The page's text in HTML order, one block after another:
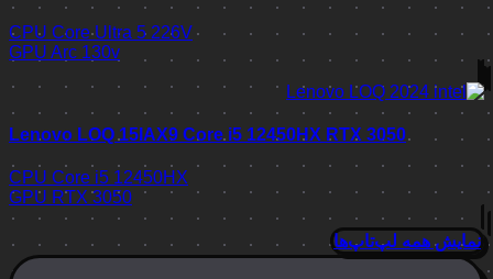
CPU Core Ultra 5 226V
GPU Arc 130v
Lenovo LOQ 15IAX9 Core i5 12450HX RTX 3050
CPU Core i5 12450HX
GPU RTX 3050
نمایش همه لپ‌تاپ‌ها